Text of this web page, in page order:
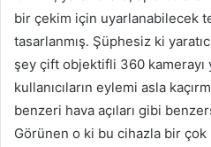
bir çekim için uyarlanabilecek
tasarlanmış. Şüphesiz ki
şey çift objektifli 360 kamerayı
kullanıcıların eylemi asla
benzeri hava açıları gibi
Görünen o ki bu cihazla bir